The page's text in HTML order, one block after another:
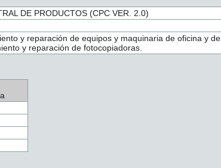
DE PRODUCTOS (CPC VER. 2.0)
y reparación de equipos y maquinaria de oficina y de
y reparación de fotocopiadoras.